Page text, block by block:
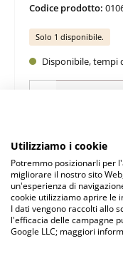
Codice prodotto:
Solo 1 disponibile.
Disponibile, tempi
Utilizziamo i cookie
Potremmo posizionarli per
migliorare il nostro sito
un'esperienza di
cookie utilizziamo aprire le
I dati vengono raccolti allo
l'efficacia delle campagne
Google LLC; maggiori